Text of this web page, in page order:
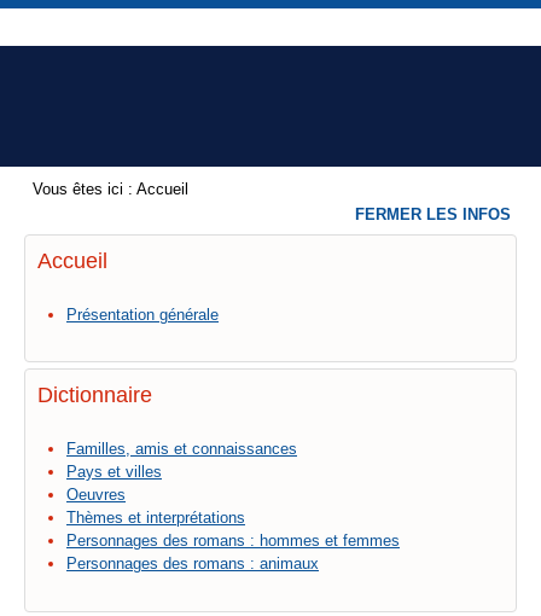
Vous êtes ici : Accueil
Accueil
Présentation générale
Dictionnaire
Familles, amis et connaissances
Pays et villes
Oeuvres
Thèmes et interprétations
Personnages des romans : hommes et femmes
Personnages des romans : animaux
FERMER LES INFOS